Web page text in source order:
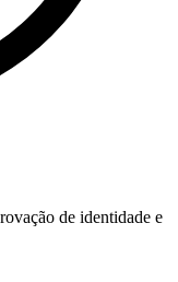
de identidade e